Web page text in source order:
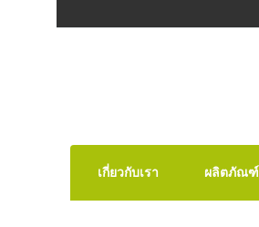
เกี่ยวกับเรา ผลิตภัณฑ์